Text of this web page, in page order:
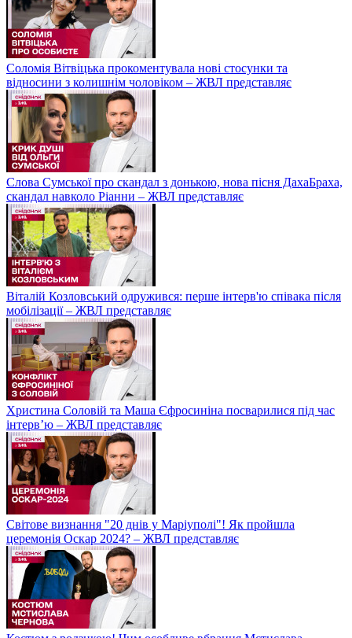
Соломія Вітвіцька прокоментувала нові стосунки та
відносини з колишнім чоловіком – ЖВЛ представляє
Слова Сумської про скандал з донькою, нова пісня ДахаБраха,
скандал навколо Ріанни – ЖВЛ представляє
Віталій Козловський одружився: перше інтерв'ю співака після
мобілізації – ЖВЛ представляє
Христина Соловій та Маша Єфросиніна посварилися під час
інтерв’ю – ЖВЛ представляє
Світове визнання "20 днів у Маріуполі"! Як пройшла
церемонія Оскар 2024? – ЖВЛ представляє